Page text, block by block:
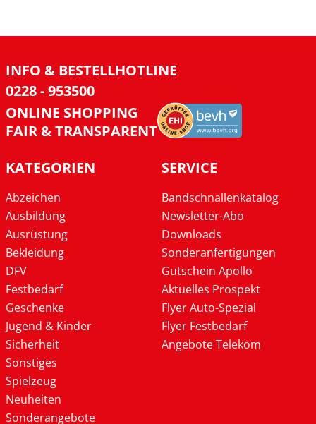
INFO & BESTELLHOTLINE
0228 - 953500
ONLINE SHOPPING
FAIR & TRANSPARENT
KATEGORIEN
Abzeichen
Ausbildung
Ausrüstung
Bekleidung
DFV
Festbedarf
Geschenke
Jugend & Kinder
Sicherheit
Sonstiges
Spielzeug
Neuheiten
Sonderangebote
SERVICE
Bandschnallenkatalog
Newsletter-Abo
Downloads
Sonderanfertigungen
Gutschein Apollo
Aktuelles Prospekt
Flyer Auto-Spezial
Flyer Festbedarf
Angebote Telekom